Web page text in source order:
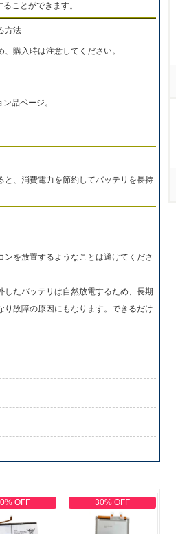
ことができます。
方法
購入時は注意してください。
品ページ。
と、消費電力を節約してバッテリを長持
を放置するようなことは避けてくださ
たバッテリは自然放電するため、長期
故障の原因にもなります。できるだけ
OFF 30% OFF